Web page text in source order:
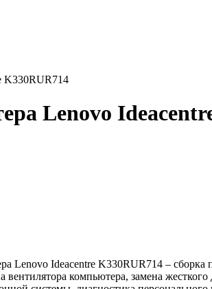
K330RUR714
Lenovo
Lenovo Ideacentre K330RUR714 –
вентилятора компьютера, замена